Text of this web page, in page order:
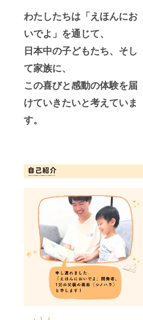
わたしたちは「えほんにお
いでよ」を通じて、
日本中の子どもたち、そし
て家族に、
この喜びと感動の体験を届
けていきたいと考えていま
す。